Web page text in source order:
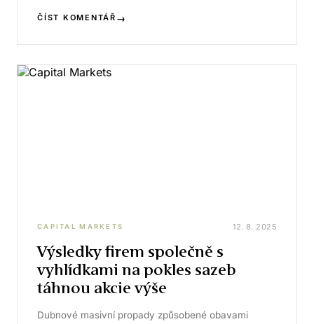
ČÍST KOMENTÁŘ →
CAPITAL MARKETS 12. 8. 2025
Výsledky firem společně s
vyhlídkami na pokles sazeb
táhnou akcie výše
Dubnové masivní propady způsobené obavami